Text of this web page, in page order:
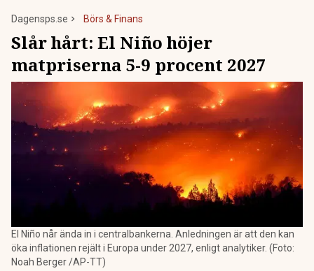
Dagensps.se Börs & Finans
Slår hårt: El Niño höjer
matpriserna 5-9 procent 2027
El Niño når ända in i centralbankerna. Anledningen är att den kan
öka inflationen rejält i Europa under 2027, enligt analytiker. (Foto:
Noah Berger /AP-TT)